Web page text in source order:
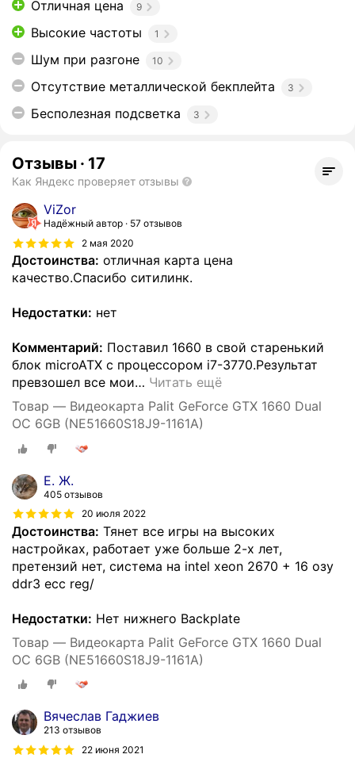
Отличная цена 9
Высокие частоты 1
Шум при разгоне 10
Отсутствие металлической бекплейта 3
Бесполезная подсветка 3
Отзывы · 17
Как Яндекс проверяет отзывы
ViZor
Надёжный автор
57 отзывов
2 мая 2020
Достоинства: отличная карта цена
качество.Спасибо ситилинк.
Недостатки: нет
Комментарий: Поставил 1660 в свой старенький
блок microATX с процессором i7-3770.Результат
превзошел все мои… Читать ещё
Товар — Видеокарта Palit GeForce GTX 1660 Dual
OC 6GB (NE51660S18J9-1161A)
Е. Ж.
405 отзывов
20 июля 2022
Достоинства: Тянет все игры на высоких
настройках, работает уже больше 2-х лет,
претензий нет, система на intel xeon 2670 + 16 озу
ddr3 ecc reg/
Недостатки: Нет нижнего Backplate
Товар — Видеокарта Palit GeForce GTX 1660 Dual
OC 6GB (NE51660S18J9-1161A)
Вячеслав Гаджиев
213 отзывов
22 июня 2021